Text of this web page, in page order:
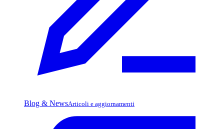
Blog & NewsArticoli e aggiornamenti